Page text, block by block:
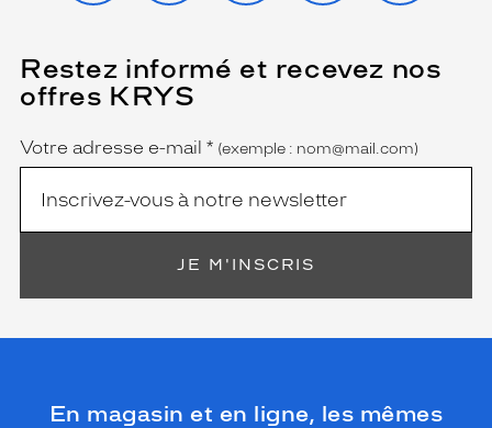
Restez informé et recevez nos
offres KRYS
Name
Votre adresse e-mail *
(Ce
champ
est
obligatoire)
(exemple : nom@mail.com)
JE M'INSCRIS
En magasin et en ligne, les mêmes